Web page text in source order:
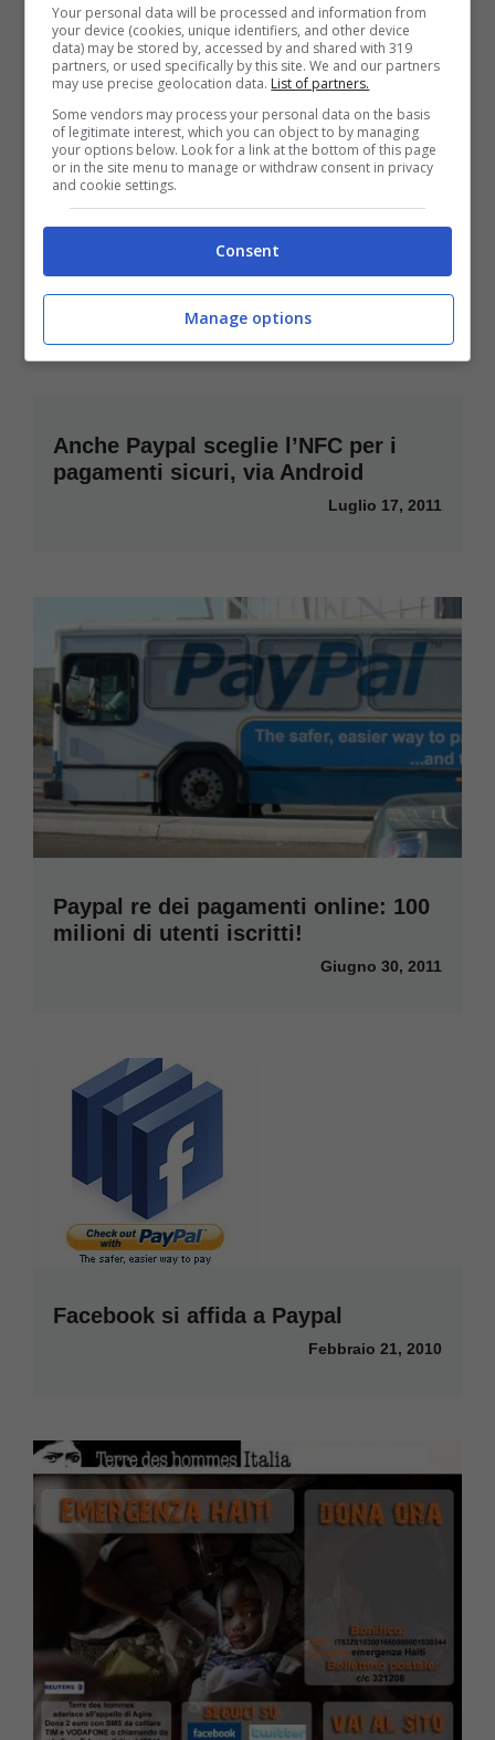
Maxi arresto di hacker Anonymous e
LulzSec
Anche Paypal sceglie l’NFC per i
pagamenti sicuri, via Android
Luglio 17, 2011
Paypal re dei pagamenti online: 100
milioni di utenti iscritti!
Giugno 30, 2011
Facebook si affida a Paypal
Febbraio 21, 2010
Your personal data will be processed and information from
your device (cookies, unique identifiers, and other device
data) may be stored by, accessed by and shared with 319
partners, or used specifically by this site. We and our partners
may use precise geolocation data. List of partners.
Some vendors may process your personal data on the basis
of legitimate interest, which you can object to by managing
your options below. Look for a link at the bottom of this page
or in the site menu to manage or withdraw consent in privacy
and cookie settings.
Consent
Manage options